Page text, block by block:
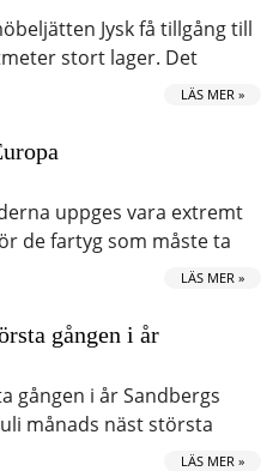
Jysk få tillgång till
stort lager. Det
LÄS MER »
uppges vara extremt
de fartyg som måste ta
LÄS MER »
gången i år
gången i år Sandbergs
månads näst största
LÄS MER »